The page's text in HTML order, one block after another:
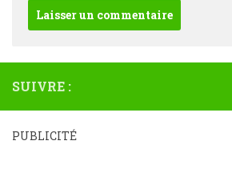
SUIVRE :
PUBLICITÉ